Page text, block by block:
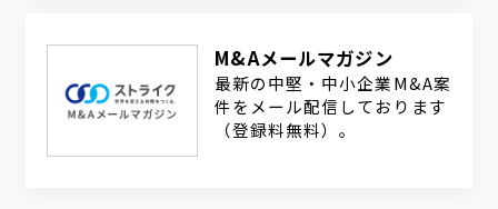
M&Aメールマガジン
最新の中堅・中小企業M&A案
件をメール配信しております
（登録料無料）。